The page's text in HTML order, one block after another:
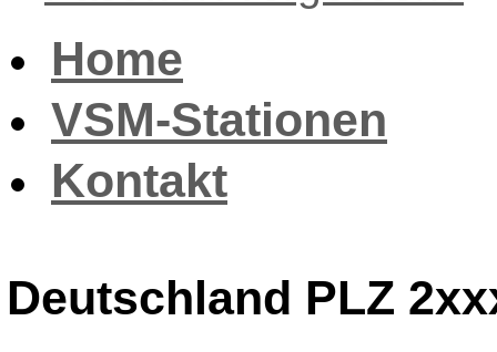
Home
VSM-Stationen
Kontakt
Deutschland PLZ